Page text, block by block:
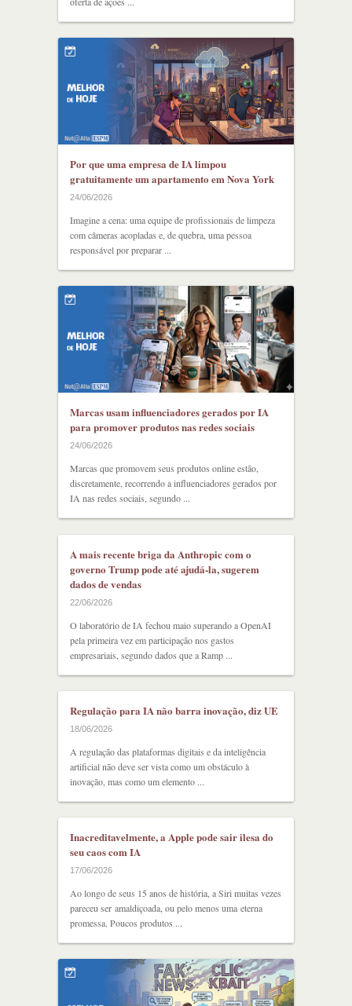
Por que uma empresa de IA limpou
gratuitamente um apartamento em Nova York
24/06/2026
Imagine a cena: uma equipe de profissionais de limpeza
com câmeras acopladas e, de quebra, uma pessoa
responsável por preparar ...
Marcas usam influenciadores gerados por IA
para promover produtos nas redes sociais
24/06/2026
Marcas que promovem seus produtos online estão,
discretamente, recorrendo a influenciadores gerados por
IA nas redes sociais, segundo ...
A mais recente briga da Anthropic com o
governo Trump pode até ajudá-la, sugerem
dados de vendas
22/06/2026
O laboratório de IA fechou maio superando a OpenAI
pela primeira vez em participação nos gastos
empresariais, segundo dados que a Ramp ...
Regulação para IA não barra inovação, diz UE
18/06/2026
A regulação das plataformas digitais e da inteligência
artificial não deve ser vista como um obstáculo à
inovação, mas como um elemento ...
Inacreditavelmente, a Apple pode sair ilesa do
seu caos com IA
17/06/2026
Ao longo de seus 15 anos de história, a Siri muitas vezes
pareceu ser amaldiçoada, ou pelo menos uma eterna
promessa. Poucos produtos ...